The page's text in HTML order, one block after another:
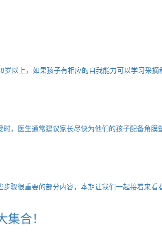
以上，如果孩子有相应的自我能力可以学习采
，医生通常建议家长尽快为他们的孩子配备角
骤很重要的部分内容，本期让我们一起接着来
合！